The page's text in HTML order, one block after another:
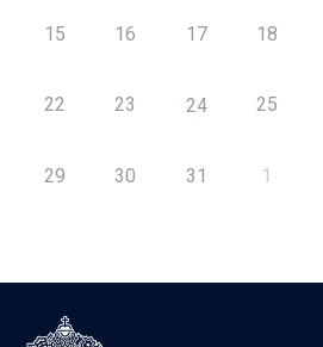
15 16 17 18
22 23 24 25
29 30 31 1